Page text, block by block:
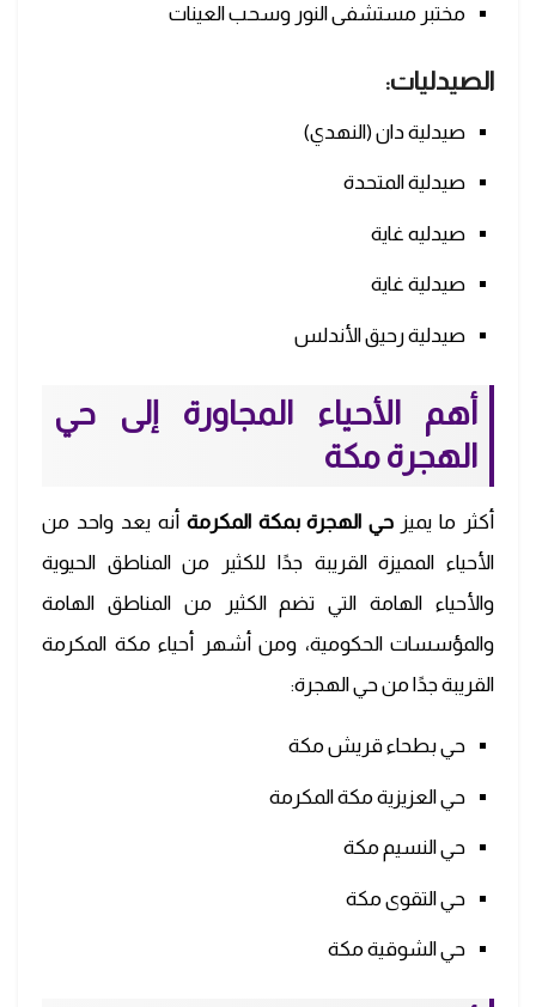
مختبر مستشفى النور وسحب العينات
الصيدليات:
صيدلية دان (النهدي)
صيدلية المتحدة
صيدليه غاية
صيدلية غاية
صيدلية رحيق الأندلس
أهم الأحياء المجاورة إلى حي
الهجرة مكة
أكثر ما يميز حي الهجرة بمكة المكرمة أنه يعد واحد من
الأحياء المميزة القريبة جدًا للكثير من المناطق الحيوية
والأحياء الهامة التي تضم الكثير من المناطق الهامة
والمؤسسات الحكومية، ومن أشهر أحياء مكة المكرمة
القريبة جدًا من حي الهجرة:
حي بطحاء قريش مكة
حي العزيزية مكة المكرمة
حي النسيم مكة
حي التقوى مكة
حي الشوقية مكة